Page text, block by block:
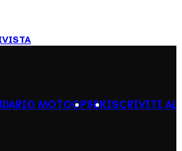
MOTOGPSBKISCRIVITI AL